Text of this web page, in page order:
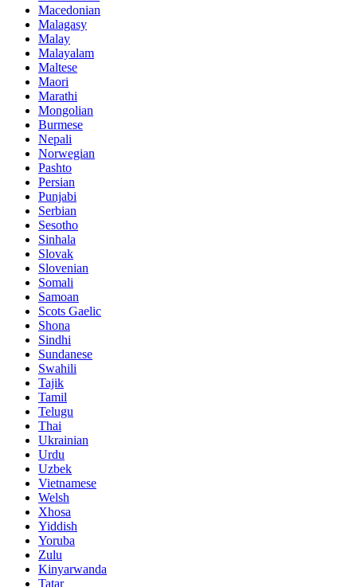
Macedonian
Malagasy
Malay
Malayalam
Maltese
Maori
Marathi
Mongolian
Burmese
Nepali
Norwegian
Pashto
Persian
Punjabi
Serbian
Sesotho
Sinhala
Slovak
Slovenian
Somali
Samoan
Scots Gaelic
Shona
Sindhi
Sundanese
Swahili
Tajik
Tamil
Telugu
Thai
Ukrainian
Urdu
Uzbek
Vietnamese
Welsh
Xhosa
Yiddish
Yoruba
Zulu
Kinyarwanda
Tatar